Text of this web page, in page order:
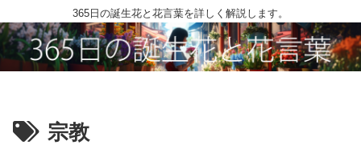
365日の誕生花と花言葉を詳しく解説します。
宗教